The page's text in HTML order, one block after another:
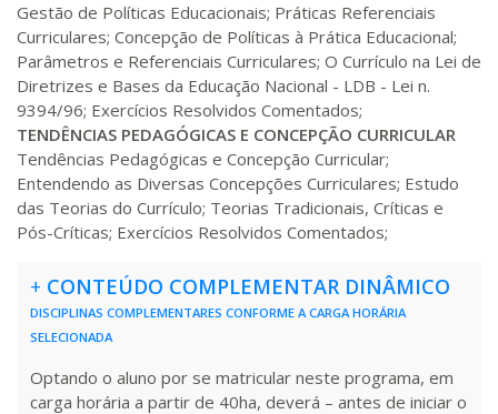
200 H 25dias 90dias
R$ 991,36
Matricular
220 H 28dias 90dias
Matricular
240 H 30dias 90dias
R$ 1.189,66
Matricular
260 H 33dias 90dias
R$ 1.288,78
Matricular
280 H 35dias 120dias
Matricular
Gestão de Políticas Educacionais; Práticas Referenciais
Curriculares; Concepção de Políticas à Prática Educacional;
Parâmetros e Referenciais Curriculares; O Currículo na Lei de
Diretrizes e Bases da Educação Nacional - LDB - Lei n.
9394/96; Exercícios Resolvidos Comentados;
TENDÊNCIAS PEDAGÓGICAS E CONCEPÇÃO CURRICULAR
Tendências Pedagógicas e Concepção Curricular;
Entendendo as Diversas Concepções Curriculares; Estudo
das Teorias do Currículo; Teorias Tradicionais, Críticas e
Pós-Críticas; Exercícios Resolvidos Comentados;
+ CONTEÚDO COMPLEMENTAR DINÂMICO
DISCIPLINAS COMPLEMENTARES CONFORME A CARGA HORÁRIA
SELECIONADA
Optando o aluno por se matricular neste programa, em
carga horária a partir de 40ha, deverá – antes de iniciar o